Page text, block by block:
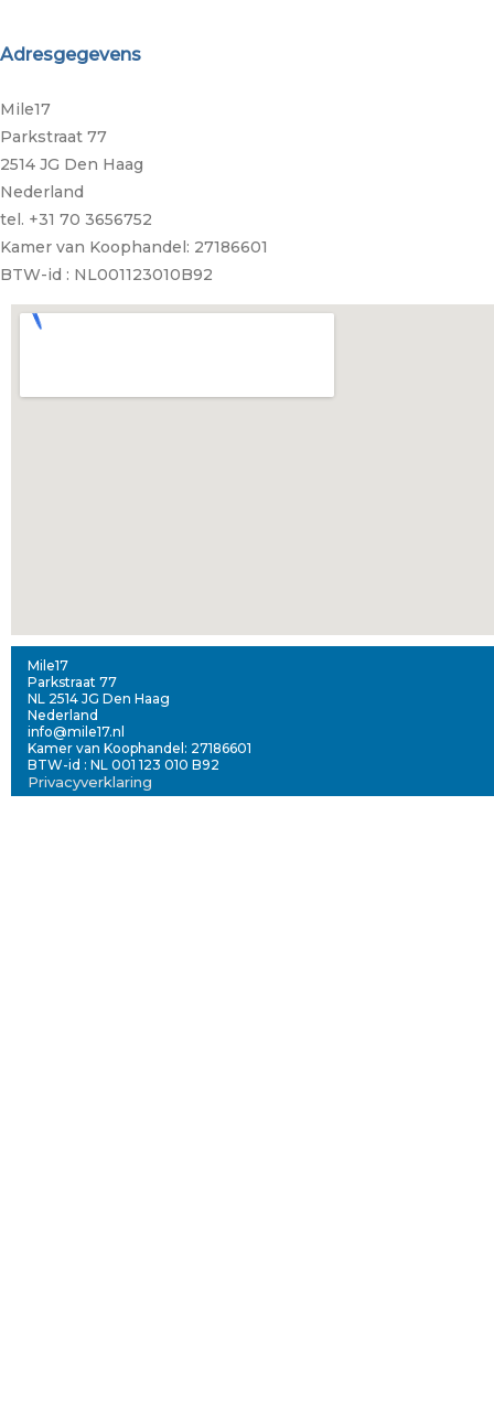
Adresgegevens
Mile17
Parkstraat 77
2514 JG Den Haag
Nederland
tel. +31 70 3656752
Kamer van Koophandel: 27186601
BTW-id : NL001123010B92
Mile17
Parkstraat 77
NL 2514 JG Den Haag
Nederland
info@mile17.nl
Kamer van Koophandel: 27186601
BTW-id : NL 001 123 010 B92
Privacyverklaring